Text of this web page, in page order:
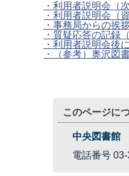
・利用者説明会（次
・利用者説明会（資
・事務局からの挨
・質疑応答の記録
・利用者説明会後
・（参考）奥沢図
このページに
中央図書館
電話番号